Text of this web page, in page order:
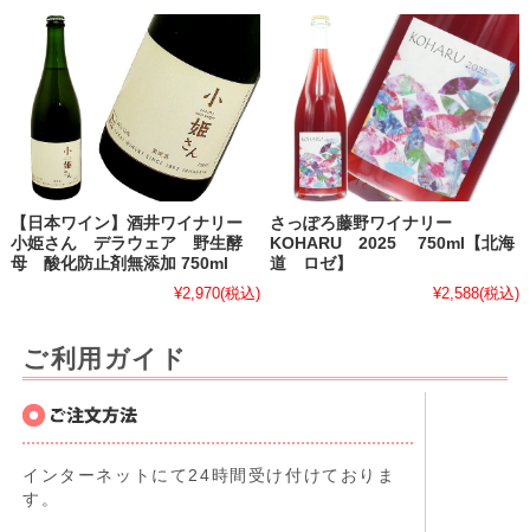
【日本ワイン】酒井ワイナリー
小姫さん デラウェア 野生酵
母 酸化防止剤無添加 750ml
¥2,970(税込)
さっぽろ藤野ワイナリー
KOHARU 2025 750ml【北海
道 ロゼ】
¥2,588(税込)
ご利用ガイド
インターネットにて24時間受け付けておりま
す。